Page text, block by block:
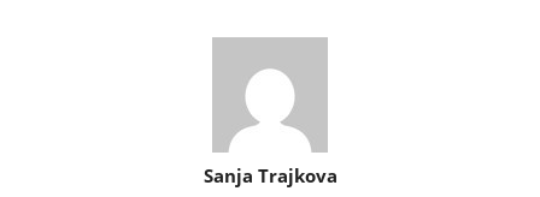
Sanja Trajkova